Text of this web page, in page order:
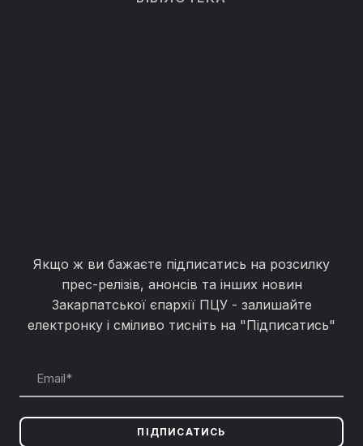
Якщо ж ви бажаєте підписатись на розсилку
прес-релізів, анонсів та інших новин
Закарпатської єпархії ПЦУ - залишайте
електронку і сміливо тисніть на "Підписатись"
ПІДПИСАТИСЬ